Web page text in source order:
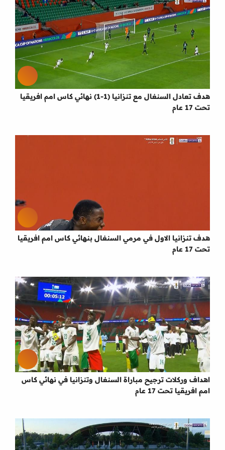
هدف تعادل السنغال مع تنزانيا (1-1) نهائي كاس امم افريقيا
تحت 17 عام
هدف تنزانيا الاول في مرمي السنغال بنهائي كاس امم افريقيا
تحت 17 عام
اهداف وركلات ترجيح مباراة السنغال وتنزانيا في نهائي كاس
امم افريقيا تحت 17 عام